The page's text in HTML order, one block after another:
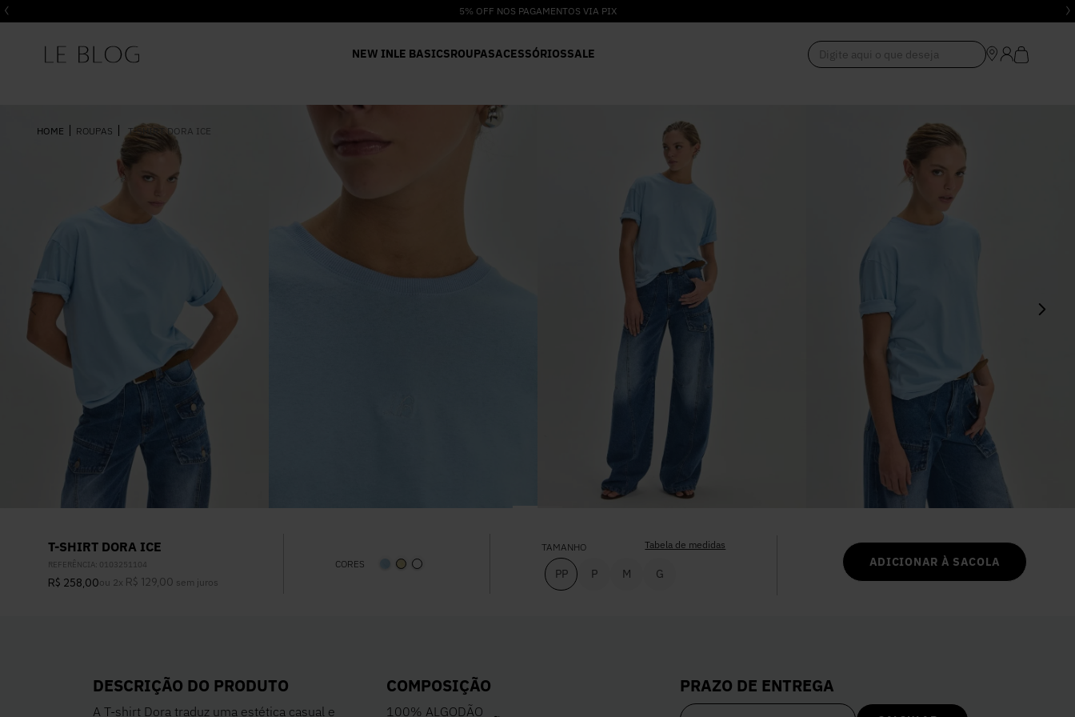
5% OFF NOS PAGAMENTOS VIA PIX
NEW INLE BASICSROUPASACESSÓRIOSSALE Digite aqui o que deseja
ROUPAS T-SHIRT DORA ICE
T-SHIRT DORA ICE
REFERÊNCIA: 0103251104
R$ 258,00ou 2x R$ 129 00 sem juros
CORES
TAMANHO
PP P M G
Tabela de medidas
ADICIONAR À SACOLA
DESCRIÇÃO DO PRODUTO
A T-shirt Dora traduz uma estética casual e
COMPOSIÇÃO
100% ALGODÃO
PRAZO DE ENTREGA
Colete
Vestido Branco